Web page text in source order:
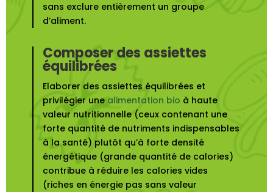
sans exclure entièrement un groupe
d’aliment.
Composer des assiettes
équilibrées
Elaborer des assiettes équilibrées et
privilégier une alimentation bio à haute
valeur nutritionnelle (ceux contenant une
forte quantité de nutriments indispensables
à la santé) plutôt qu’à forte densité
énergétique (grande quantité de calories)
contribue à réduire les calories vides
(riches en énergie pas sans valeur